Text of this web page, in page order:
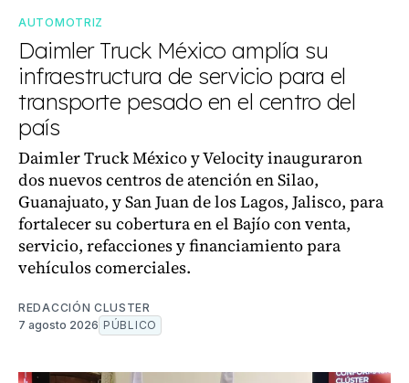
AUTOMOTRIZ
Daimler Truck México amplía su
infraestructura de servicio para el
transporte pesado en el centro del
país
Daimler Truck México y Velocity inauguraron
dos nuevos centros de atención en Silao,
Guanajuato, y San Juan de los Lagos, Jalisco, para
fortalecer su cobertura en el Bajío con venta,
servicio, refacciones y financiamiento para
vehículos comerciales.
REDACCIÓN CLUSTER
7 agosto 2026 PÚBLICO